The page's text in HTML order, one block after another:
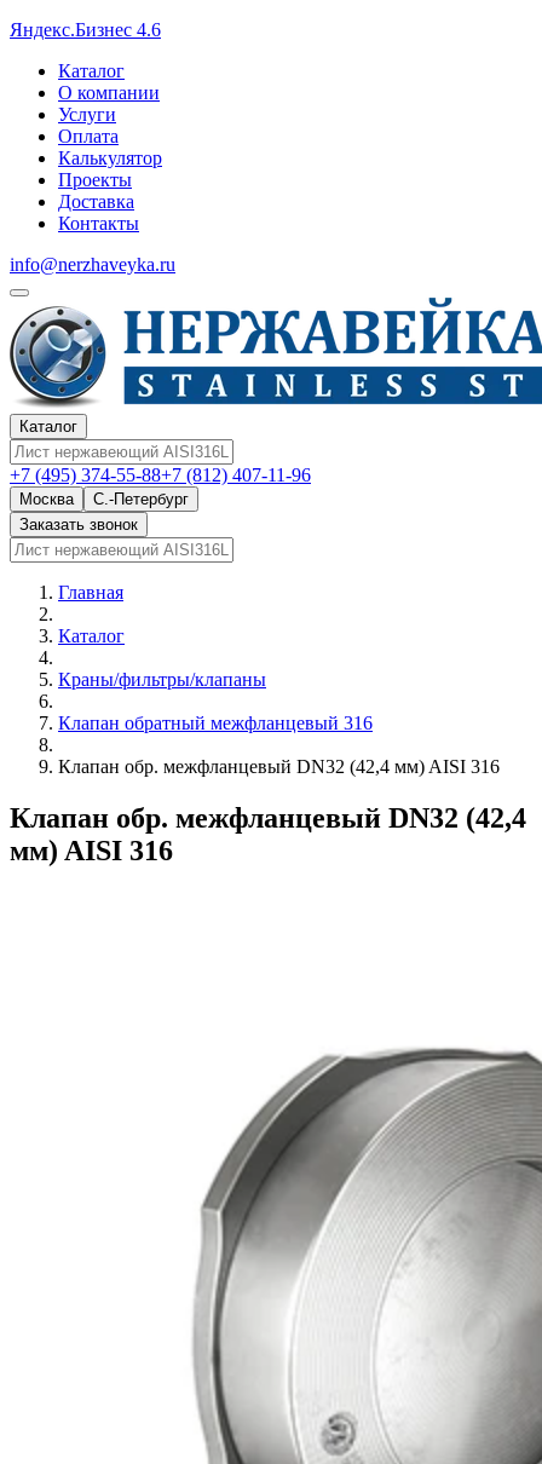
Яндекс.Бизнес 4.6
Каталог
О компании
Услуги
Оплата
Калькулятор
Проекты
Доставка
Контакты
info@nerzhaveyka.ru
Каталог
+7 (495) 374-55-88+7 (812) 407-11-96
Москва
С.-Петербург
Заказать звонок
Главная
Каталог
Краны/фильтры/клапаны
Клапан обратный межфланцевый 316
Клапан обр. межфланцевый DN32 (42,4 мм) AISI 316
Клапан обр. межфланцевый DN32 (42,4
мм) AISI 316